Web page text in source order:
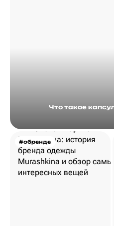
Что такое
#обренде